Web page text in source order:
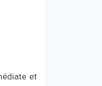
et